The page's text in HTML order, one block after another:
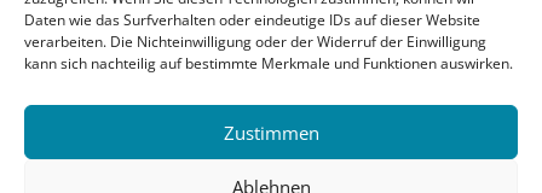
Daten wie das Surfverhalten oder eindeutige IDs auf dieser Website
verarbeiten. Die Nichteinwilligung oder der Widerruf der Einwilligung
kann sich nachteilig auf bestimmte Merkmale und Funktionen auswirken.
Zustimmen
Ablehnen
#aufgetischt Christian Schad Diskussion EB Bayern EB Hessen Evangelische
Monatsspruch
Reformation Theologie
Ukraine Ökumene